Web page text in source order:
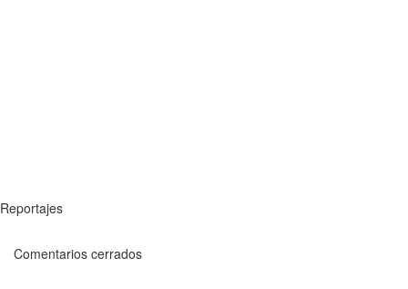
Reportajes
Comentarios cerrados